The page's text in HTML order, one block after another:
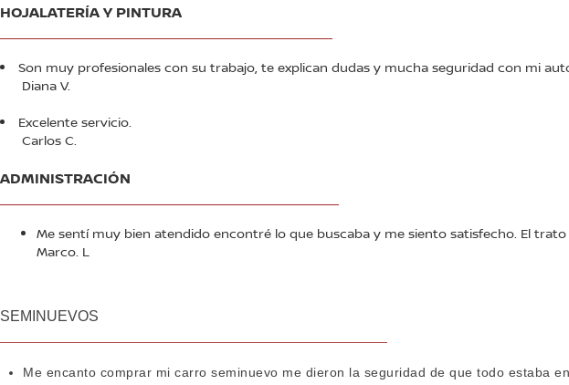
HOJALATERÍA Y PINTURA
Son muy profesionales con su trabajo, te explican dudas y mucha seguridad con mi
Diana V.
Excelente servicio.
Carlos C.
ADMINISTRACIÓN
Me sentí muy bien atendido encontré lo que buscaba y me siento satisfecho. El trato
Marco. L
SEMINUEVOS
Me encanto comprar mi carro seminuevo me dieron la seguridad de que todo estaba